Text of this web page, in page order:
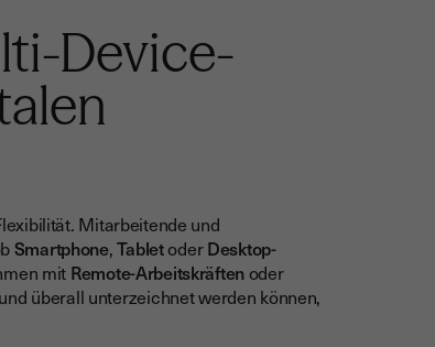
Device-
Mitarbeitende und
Smartphone,TabletoderDesktop-
mit Remote-Arbeitskräftenoder
überall unterzeichnet werden können,